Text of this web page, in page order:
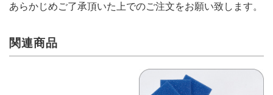
あらかじめご了承頂いた上でのご注文をお願い致します。
関連商品